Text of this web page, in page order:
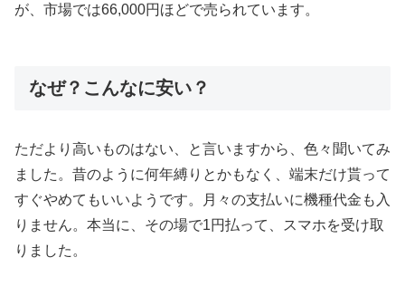
が、市場では66,000円ほどで売られています。
なぜ？こんなに安い？
ただより高いものはない、と言いますから、色々聞いてみ
ました。昔のように何年縛りとかもなく、端末だけ貰って
すぐやめてもいいようです。月々の支払いに機種代金も入
りません。本当に、その場で1円払って、スマホを受け取
りました。